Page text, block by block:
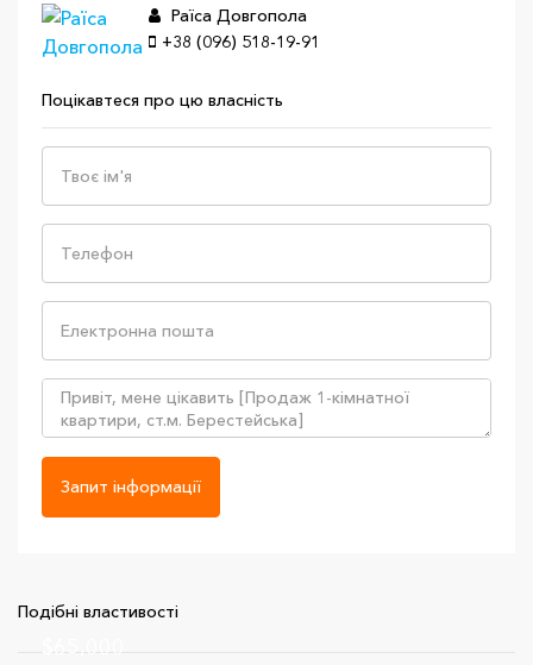
Раїса Довгопола
+38 (096) 518-19-91
Поцікавтеся про цю власність
Запит інформації
Подібні властивості
$65,000